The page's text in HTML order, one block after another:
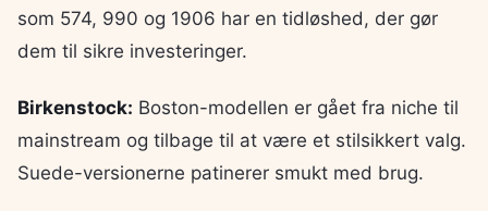
som 574, 990 og 1906 har en tidløshed, der gør
dem til sikre investeringer.
Birkenstock: Boston-modellen er gået fra niche til
mainstream og tilbage til at være et stilsikkert valg.
Suede-versionerne patinerer smukt med brug.